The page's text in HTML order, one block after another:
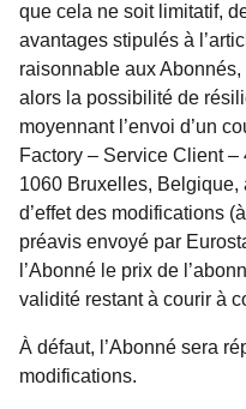
que cela ne soit limitatif,
avantages stipulés à
raisonnable aux Abonnés,
alors la possibilité de
moyennant l’envoi d’un
Factory – Service Client
1060 Bruxelles,
d’effet des modifications
préavis envoyé par
l’Abonné le prix de
validité restant à courir à
À défaut, l’Abonné sera
modifications.